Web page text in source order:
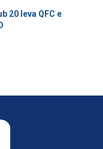
20 leva QFC e